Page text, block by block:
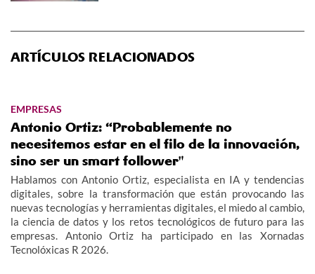
ARTÍCULOS RELACIONADOS
EMPRESAS
Antonio Ortiz: “Probablemente no
necesitemos estar en el filo de la innovación,
sino ser un smart follower"
Hablamos con Antonio Ortiz, especialista en IA y tendencias
digitales, sobre la transformación que están provocando las
nuevas tecnologías y herramientas digitales, el miedo al cambio,
la ciencia de datos y los retos tecnológicos de futuro para las
empresas. Antonio Ortiz ha participado en las Xornadas
Tecnolóxicas R 2026.